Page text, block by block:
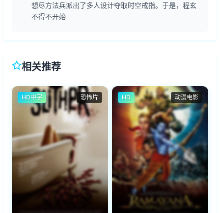
想尽方法兵派出了多人设计夺取时空戒指。于是，程玄
不得不开始
相关推荐
恐怖片
HD中字 动漫电影
HD